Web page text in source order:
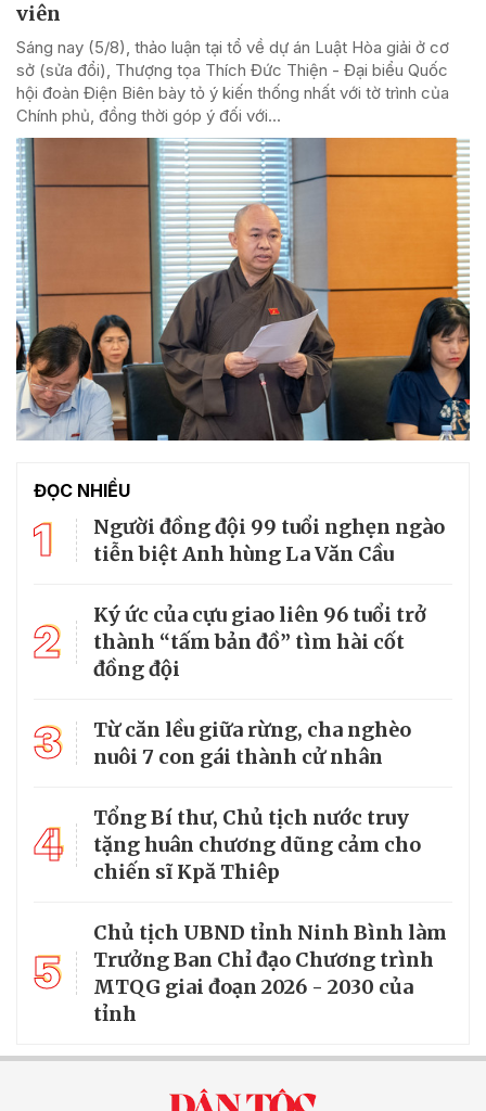
viên
Sáng nay (5/8), thảo luận tại tổ về dự án Luật Hòa giải ở cơ
sở (sửa đổi), Thượng tọa Thích Đức Thiện - Đại biểu Quốc
hội đoàn Điện Biên bày tỏ ý kiến thống nhất với tờ trình của
Chính phủ, đồng thời góp ý đối với...
ĐỌC NHIỀU
1
Người đồng đội 99 tuổi nghẹn ngào
tiễn biệt Anh hùng La Văn Cầu
2
Ký ức của cựu giao liên 96 tuổi trở
thành “tấm bản đồ” tìm hài cốt
đồng đội
3
Từ căn lều giữa rừng, cha nghèo
nuôi 7 con gái thành cử nhân
4
Tổng Bí thư, Chủ tịch nước truy
tặng huân chương dũng cảm cho
chiến sĩ Kpă Thiêp
5
Chủ tịch UBND tỉnh Ninh Bình làm
Trưởng Ban Chỉ đạo Chương trình
MTQG giai đoạn 2026 - 2030 của
tỉnh